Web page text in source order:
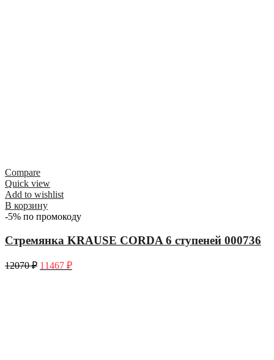
Compare
Quick view
Add to wishlist
В корзину
-5% по промокоду
Стремянка KRAUSE CORDA 6 ступеней 000736
12070₽ 11467 ₽